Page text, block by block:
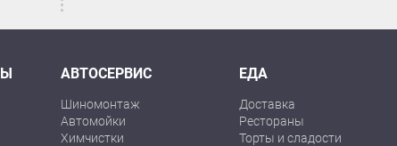
АВТОСЕРВИС
Шиномонтаж
Автомойки
Химчистки
ЕДА
Доставка
Рестораны
Торты и сладости